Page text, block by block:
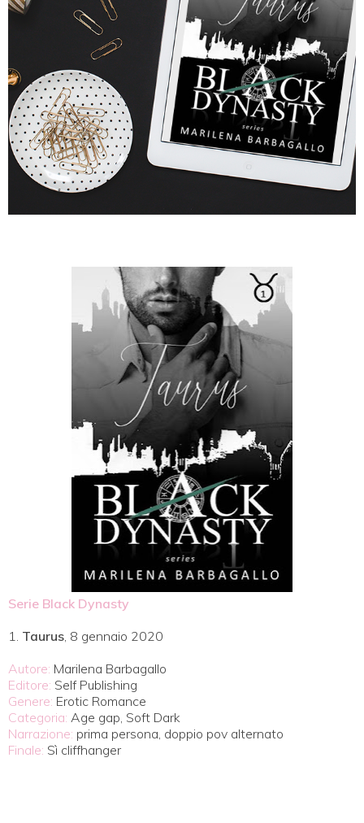
Serie Black Dynasty
1. Taurus, 8 gennaio 2020
Autore: Marilena Barbagallo
Editore: Self Publishing
Genere: Erotic Romance
Categoria: Age gap, Soft Dark
Narrazione: prima persona, doppio pov alternato
Finale: Sì cliffhanger